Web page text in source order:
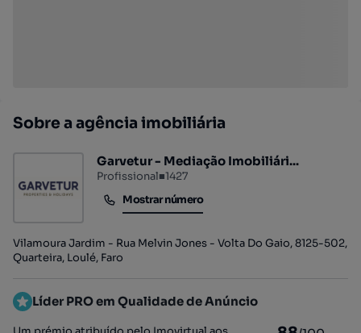
Sobre a agência imobiliária
Garvetur - Mediação Imobiliári...
Profissional■1427
Mostrar número
Mostrar número
Vilamoura Jardim - Rua Melvin Jones - Volta Do Gaio, 8125-502,
Quarteira, Loulé, Faro
Líder PRO em Qualidade de Anúncio